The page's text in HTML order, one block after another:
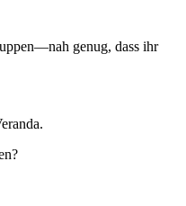
genug, dass ihr